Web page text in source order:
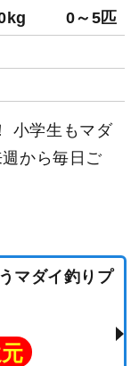
0～5匹
小学生もマダ
から毎日ご
マダイ釣りプ